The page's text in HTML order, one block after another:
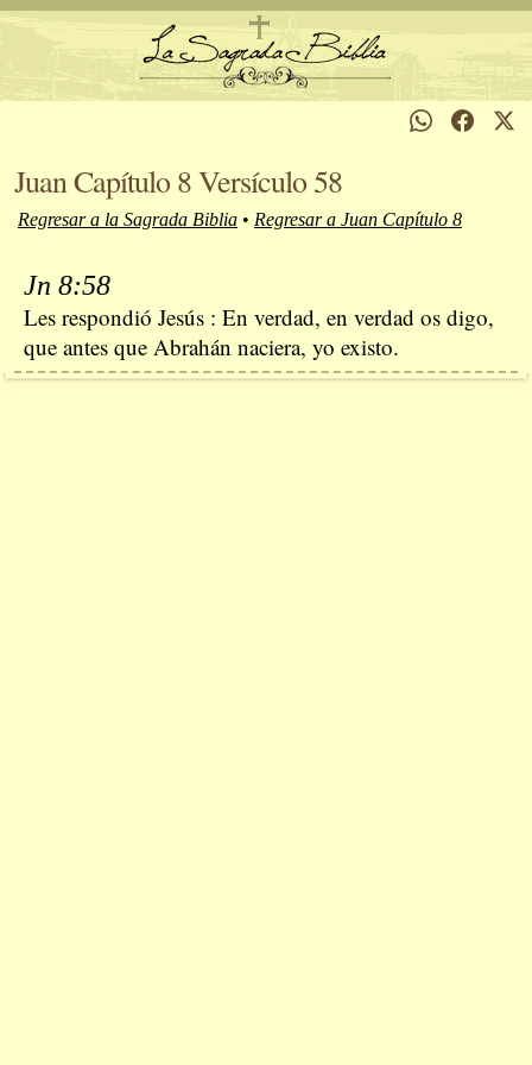
Juan Capítulo 8 Versículo 58
Regresar a la Sagrada Biblia • Regresar a Juan Capítulo 8
Jn 8:58
Les respondió Jesús : En verdad, en verdad os digo,
que antes que Abrahán naciera, yo existo.